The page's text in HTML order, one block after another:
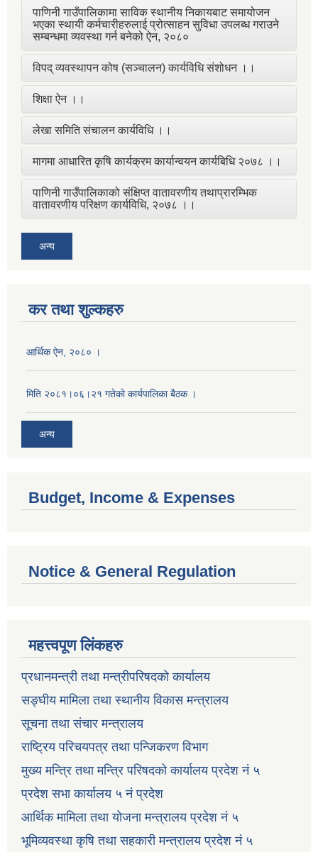
पाणिनी गाउँपालिकामा साविक स्थानीय निकायबाट समायोजन
भएका स्थायी कर्मचारीहरुलाई प्रोत्साहन सुविधा उपलब्ध गराउने
सम्बन्धमा व्यवस्था गर्न बनेको ऐन, २०८०
विपद् व्यवस्थापन कोष (सञ्चालन) कार्यविधि संशोधन ।।
शिक्षा ऐन ।।
लेखा समिति संचालन कार्यविधि ।।
मागमा आधारित कृषि कार्यक्रम कार्यान्वयन कार्यबिधि २०७८ ।।
पाणिनी गाउँपालिकाको संक्षिप्त वातावरणीय तथाप्रारम्भिक
वातावरणीय परिक्षण कार्यविधि, २०७८ ।।
अन्य
कर तथा शुल्कहरु
आर्थिक ऐन, २०८० ।
मिति २०८१।०६।२१ गतेको कार्यपालिका बैठक ।
अन्य
Budget, Income & Expenses
Notice & General Regulation
महत्त्वपूण लिंकहरु
प्रधानमन्त्री तथा मन्त्रीपरिषदको कार्यालय
सङ्घीय मामिला तथा स्थानीय विकास मन्त्रालय
सूचना तथा संचार मन्त्रालय
राष्ट्रिय परिचयपत्र तथा पन्जिकरण विभाग
मुख्य मन्त्रि तथा मन्त्रि परिषदको कार्यालय प्रदेश नं ५
प्रदेश सभा कार्यालय ५ नं प्रदेश
आर्थिक मामिला तथा योजना मन्त्रालय प्रदेश नं ५
भूमिव्यवस्था कृषि तथा सहकारी मन्त्रालय प्रदेश नं ५